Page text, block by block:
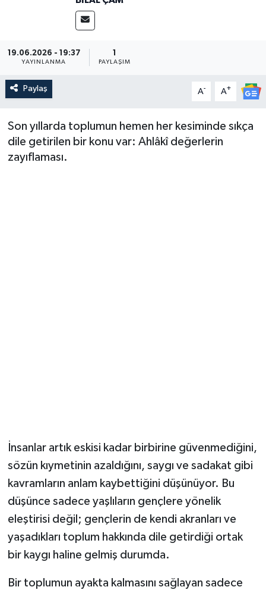
19.06.2026 - 19:37
YAYINLANMA PAYLAŞIM
Paylaş A- A+
Son yıllarda toplumun hemen her kesiminde sıkça
dile getirilen bir konu var: Ahlâkî değerlerin
zayıflaması.
İnsanlar artık eskisi kadar birbirine güvenmediğini,
sözün kıymetinin azaldığını, saygı ve sadakat gibi
kavramların anlam kaybettiğini düşünüyor. Bu
düşünce sadece yaşlıların gençlere yönelik
eleştirisi değil; gençlerin de kendi akranları ve
yaşadıkları toplum hakkında dile getirdiği ortak
bir kaygı haline gelmiş durumda.
Bir toplumun ayakta kalmasını sağlayan sadece
Sağlık
Sinema
Siyaset